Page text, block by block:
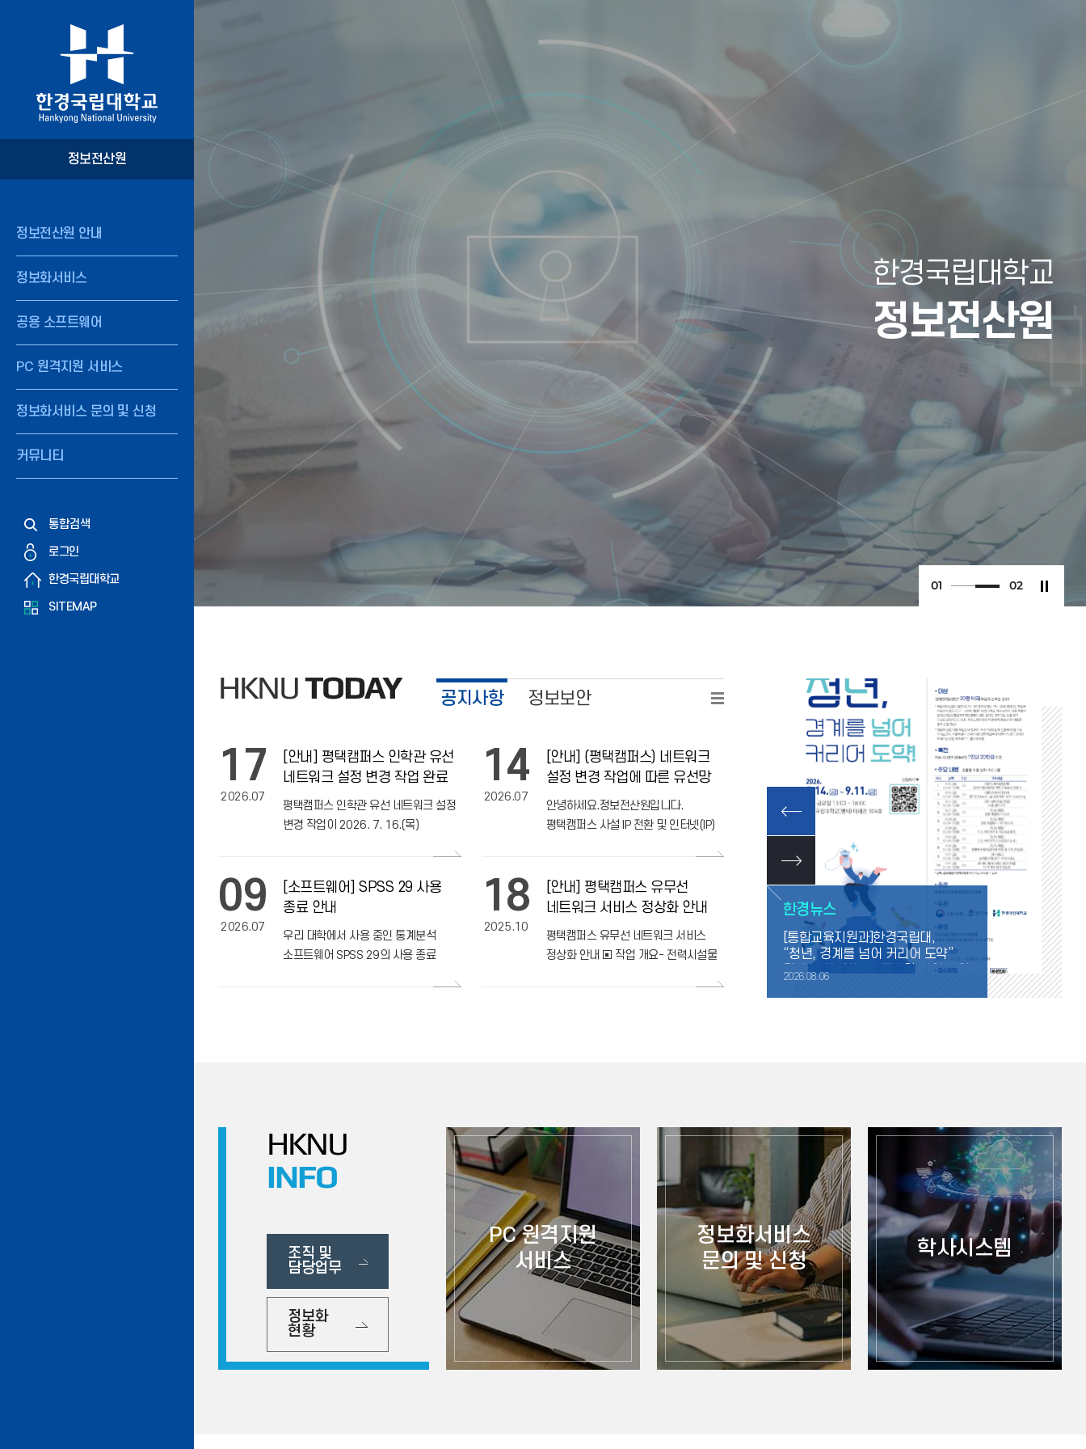
정보전산원
정보전산원 안내
정보화서비스
공용 소프트웨어
PC 원격지원 서비스
정보화서비스 문의 및 신청
커뮤니티
통합검색
로그인
한경국립대학교
SITEMAP
한경국립대학교
정보전산원
02 02
HKNUTODAY 공지사항
[안내] 평택캠퍼스 인학관 유선
네트워크 설정 변경 작업 완료
평택캠퍼스 인학관 유선 네트워크 설정
변경 작업이 2026. 7. 16.(목)
확인하기 위하여 7. 20.(
2026.07
17
[안내] (평택캠퍼스) 네트워크
설정 변경 작업에 따른 유선망
서비스 중단 안내
안녕하세요.정보전산원입니다.
평택캠퍼스 사설 IP 전환 및 인터넷(IP)
업무에 참고하여 주시기 바랍니다
2026.07
14
[소프트웨어] SPSS 29 사용
종료 안내
우리 대학에서 사용 중인 통계분석
소프트웨어 SPSS 29의 사용 종료
2026.07
09
[안내] 평택캠퍼스 유무선
네트워크 서비스 정상화 안내
평택캠퍼스 유무선 네트워크 서비스
정상화 안내 ▣ 작업 개요- 전력시설물
2025.10
18
정보보안
한경뉴스
[시각미디어디자인전공] 국제
디자인 공모전서 잇단 수상
[통합교육지원과]한경국립대,
“청년, 경계를 넘어 커리어 도약”
경계선지능청년 진로지원 사업 운영
2026.08.06
HKNU
INFO
조직 및
담당업무
정보화
현황
PC 원격지원
서비스
정보화서비스
문의 및 신청
학사시스템